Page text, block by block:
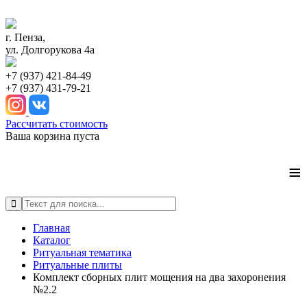
г. Пенза,
ул. Долгорукова 4а
+7 (937) 421-84-49
+7 (937) 431-79-21
Рассчитать стоимость
Ваша корзина пуста
≡
Главная
Каталог
Ритуальная тематика
Ритуальные плиты
Комплект сборных плит мощения на два захоронения
№2.2